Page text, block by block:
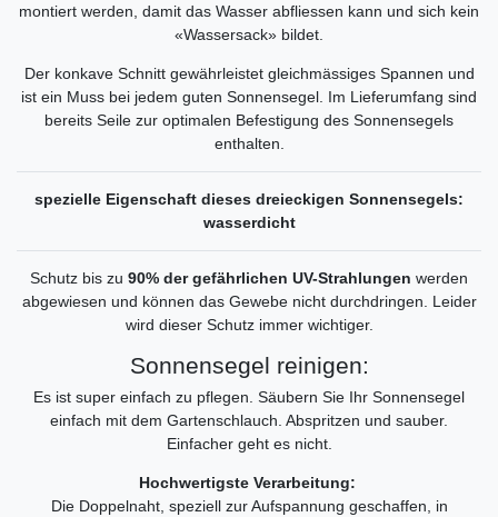
montiert werden, damit das Wasser abfliessen kann und sich kein
«Wassersack» bildet.
Der konkave Schnitt gewährleistet gleichmässiges Spannen und
ist ein Muss bei jedem guten Sonnensegel. Im Lieferumfang sind
bereits Seile zur optimalen Befestigung des Sonnensegels
enthalten.
spezielle Eigenschaft dieses dreieckigen Sonnensegels:
wasserdicht
Schutz bis zu 90% der gefährlichen UV-Strahlungen werden
abgewiesen und können das Gewebe nicht durchdringen. Leider
wird dieser Schutz immer wichtiger.
Sonnensegel reinigen:
Es ist super einfach zu pflegen. Säubern Sie Ihr Sonnensegel
einfach mit dem Gartenschlauch. Abspritzen und sauber.
Einfacher geht es nicht.
Hochwertigste Verarbeitung:
Die Doppelnaht, speziell zur Aufspannung geschaffen, in